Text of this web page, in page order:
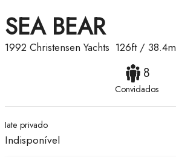
SEA BEAR
1992 Christensen Yachts 126ft/ 38.4m
8
Convidados
Iate privado
Indisponível